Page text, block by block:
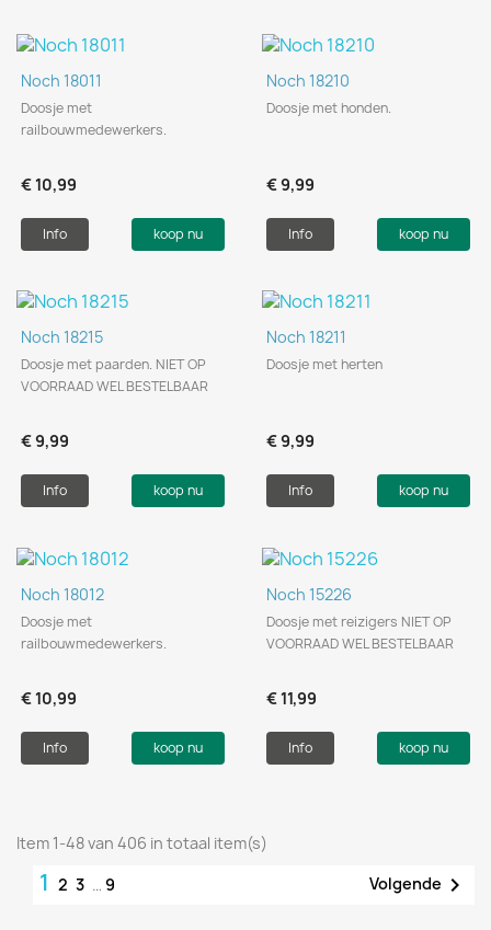
Noch 18011
Doosje met
railbouwmedewerkers.
€ 10,99
Info koop nu
Noch 18210
Doosje met honden.
€ 9,99
Info koop nu
Noch 18215
Doosje met paarden. NIET OP
VOORRAAD WEL BESTELBAAR
€ 9,99
Info koop nu
Noch 18211
Doosje met herten
€ 9,99
Info koop nu
Noch 18012
Doosje met
railbouwmedewerkers.
€ 10,99
Info koop nu
Noch 15226
Doosje met reizigers NIET OP
VOORRAAD WEL BESTELBAAR
€ 11,99
Info koop nu
Item 1-48 van 406 in totaal item(s)
1 2 3 … 9 Volgende 